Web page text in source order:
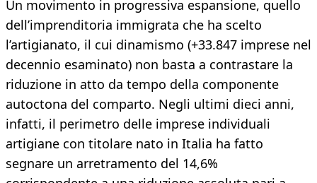
Un movimento in progressiva espansione, quello
dell’imprenditoria immigrata che ha scelto
l’artigianato, il cui dinamismo (+33.847 imprese nel
decennio esaminato) non basta a contrastare la
riduzione in atto da tempo della componente
autoctona del comparto. Negli ultimi dieci anni,
infatti, il perimetro delle imprese individuali
artigiane con titolare nato in Italia ha fatto
segnare un arretramento del 14,6%